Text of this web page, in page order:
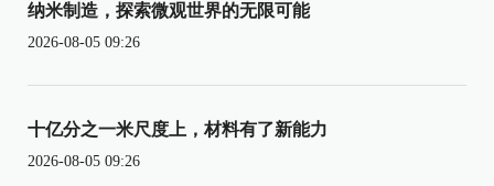
纳米制造，探索微观世界的无限可能
2026-08-05 09:26
十亿分之一米尺度上，材料有了新能力
2026-08-05 09:26